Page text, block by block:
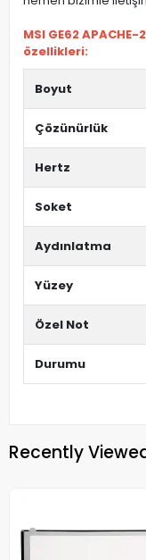
MSI GE62
özellikleri:
Boyut
Çözünürlük
Hertz
Soket
Aydınlatma
Yüzey
Özel Not
Durumu
Recently